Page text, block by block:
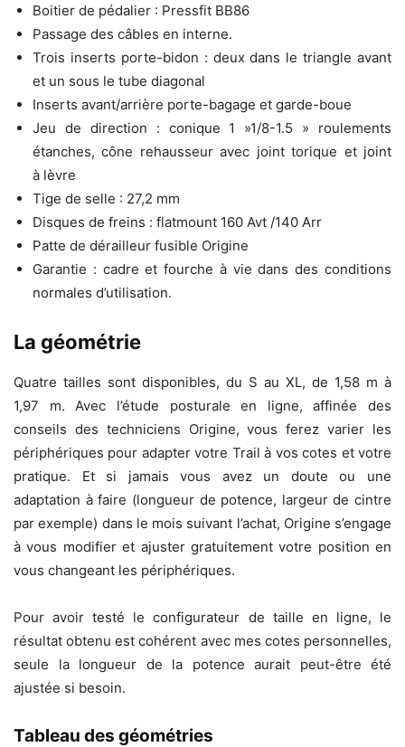
Boitier de pédalier : Pressfit BB86
Passage des câbles en interne.
Trois inserts porte-bidon : deux dans le triangle avant
et un sous le tube diagonal
Inserts avant/arrière porte-bagage et garde-boue
Jeu de direction : conique 1 »1/8-1.5 » roulements
étanches, cône rehausseur avec joint torique et joint
à lèvre
Tige de selle : 27,2 mm
Disques de freins : flatmount 160 Avt /140 Arr
Patte de dérailleur fusible Origine
Garantie : cadre et fourche à vie dans des conditions
normales d’utilisation.
La géométrie
Quatre tailles sont disponibles, du S au XL, de 1,58 m à
1,97 m. Avec l’étude posturale en ligne, affinée des
conseils des techniciens Origine, vous ferez varier les
périphériques pour adapter votre Trail à vos cotes et votre
pratique. Et si jamais vous avez un doute ou une
adaptation à faire (longueur de potence, largeur de cintre
par exemple) dans le mois suivant l’achat, Origine s’engage
à vous modifier et ajuster gratuitement votre position en
vous changeant les périphériques.
Pour avoir testé le configurateur de taille en ligne, le
résultat obtenu est cohérent avec mes cotes personnelles,
seule la longueur de la potence aurait peut-être été
ajustée si besoin.
Tableau des géométries